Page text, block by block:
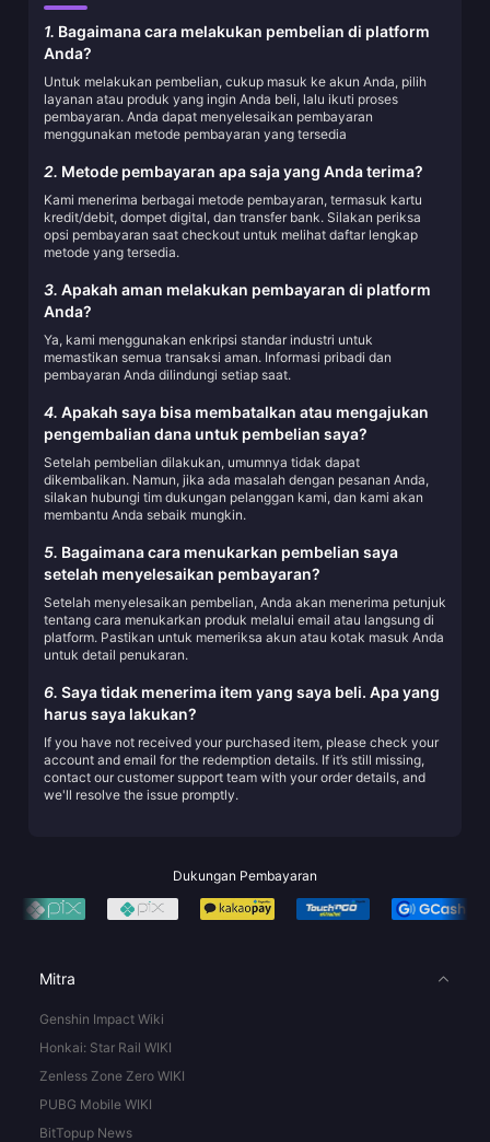
1. Bagaimana cara melakukan pembelian di platform
Anda?
Untuk melakukan pembelian, cukup masuk ke akun Anda, pilih
layanan atau produk yang ingin Anda beli, lalu ikuti proses
pembayaran. Anda dapat menyelesaikan pembayaran
menggunakan metode pembayaran yang tersedia
2. Metode pembayaran apa saja yang Anda terima?
Kami menerima berbagai metode pembayaran, termasuk kartu
kredit/debit, dompet digital, dan transfer bank. Silakan periksa
opsi pembayaran saat checkout untuk melihat daftar lengkap
metode yang tersedia.
3. Apakah aman melakukan pembayaran di platform
Anda?
Ya, kami menggunakan enkripsi standar industri untuk
memastikan semua transaksi aman. Informasi pribadi dan
pembayaran Anda dilindungi setiap saat.
4. Apakah saya bisa membatalkan atau mengajukan
pengembalian dana untuk pembelian saya?
Setelah pembelian dilakukan, umumnya tidak dapat
dikembalikan. Namun, jika ada masalah dengan pesanan Anda,
silakan hubungi tim dukungan pelanggan kami, dan kami akan
membantu Anda sebaik mungkin.
5. Bagaimana cara menukarkan pembelian saya
setelah menyelesaikan pembayaran?
Setelah menyelesaikan pembelian, Anda akan menerima petunjuk
tentang cara menukarkan produk melalui email atau langsung di
platform. Pastikan untuk memeriksa akun atau kotak masuk Anda
untuk detail penukaran.
6. Saya tidak menerima item yang saya beli. Apa yang
harus saya lakukan?
If you have not received your purchased item, please check your
account and email for the redemption details. If it’s still missing,
contact our customer support team with your order details, and
we'll resolve the issue promptly.
Dukungan Pembayaran
Mitra
Genshin Impact Wiki
Honkai: Star Rail WIKI
Zenless Zone Zero WIKI
PUBG Mobile WIKI
BitTopup News